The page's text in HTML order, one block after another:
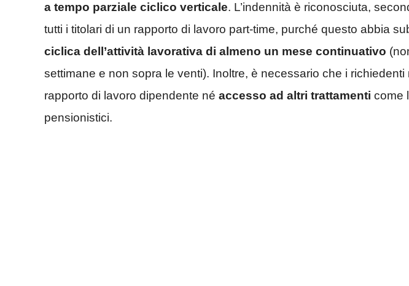
a tempo parziale ciclico verticale. L’indennità è riconosciuta,
tutti i titolari di un rapporto di lavoro part-time, purché questo abbia
ciclica dell’attività lavorativa di almeno un mese continuativo
settimane e non sopra le venti). Inoltre, è necessario che i
rapporto di lavoro dipendente né accesso ad altri trattamenti come
pensionistici.